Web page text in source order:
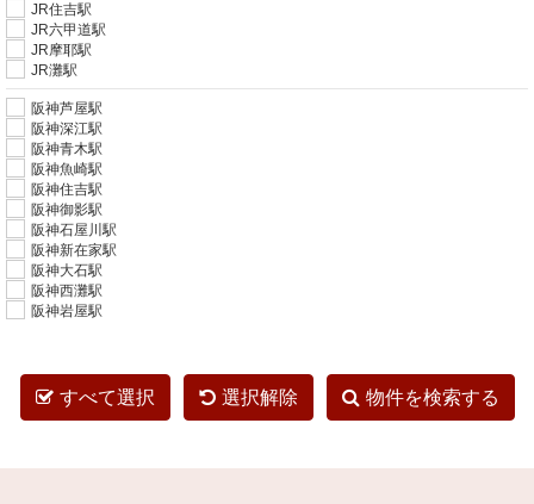
JR住吉駅
JR六甲道駅
JR摩耶駅
JR灘駅
阪神芦屋駅
阪神深江駅
阪神青木駅
阪神魚崎駅
阪神住吉駅
阪神御影駅
阪神石屋川駅
阪神新在家駅
阪神大石駅
阪神西灘駅
阪神岩屋駅
すべて選択 選択解除 物件を検索する